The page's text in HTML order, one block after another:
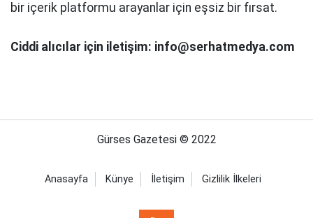
bir içerik platformu arayanlar için eşsiz bir fırsat.
Ciddi alıcılar için iletişim: info@serhatmedya.com
Gürses Gazetesi © 2022
Anasayfa Künye İletişim Gizlilik İlkeleri